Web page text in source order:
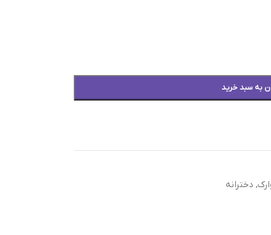
به سبد خرید
, دخترانه